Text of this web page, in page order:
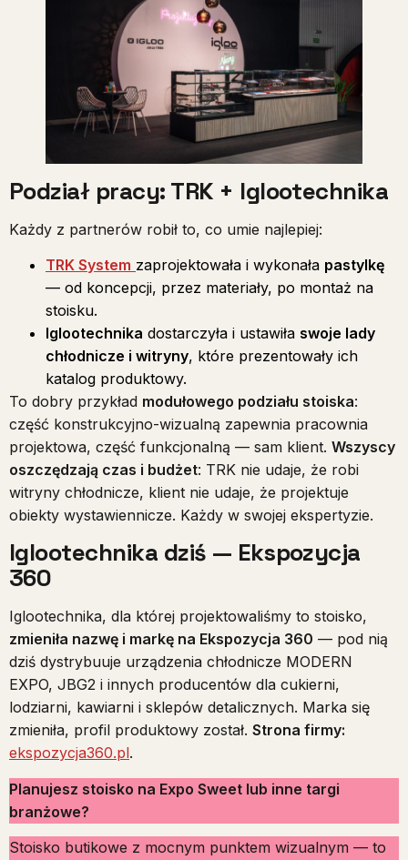
Podział pracy: TRK + Iglootechnika
Każdy z partnerów robił to, co umie najlepiej:
TRK System zaprojektowała i wykonała pastylkę
— od koncepcji, przez materiały, po montaż na
stoisku.
Iglootechnika dostarczyła i ustawiła swoje lady
chłodnicze i witryny, które prezentowały ich
katalog produktowy.
To dobry przykład modułowego podziału stoiska:
część konstrukcyjno-wizualną zapewnia pracownia
projektowa, część funkcjonalną — sam klient. Wszyscy
oszczędzają czas i budżet: TRK nie udaje, że robi
witryny chłodnicze, klient nie udaje, że projektuje
obiekty wystawiennicze. Każdy w swojej ekspertyzie.
Iglootechnika dziś — Ekspozycja
360
Iglootechnika, dla której projektowaliśmy to stoisko,
zmieniła nazwę i markę na Ekspozycja 360 — pod nią
dziś dystrybuuje urządzenia chłodnicze MODERN
EXPO, JBG2 i innych producentów dla cukierni,
lodziarni, kawiarni i sklepów detalicznych. Marka się
zmieniła, profil produktowy został. Strona firmy:
ekspozycja360.pl.
Planujesz stoisko na Expo Sweet lub inne targi
branżowe?
Stoisko butikowe z mocnym punktem wizualnym — to